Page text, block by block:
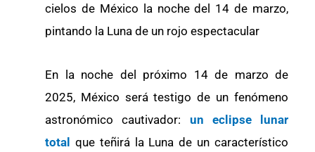
cielos de México la noche del 14 de marzo,
pintando la Luna de un rojo espectacular
En la noche del próximo 14 de marzo de
2025, México será testigo de un fenómeno
astronómico cautivador: un eclipse lunar
total que teñirá la Luna de un característico